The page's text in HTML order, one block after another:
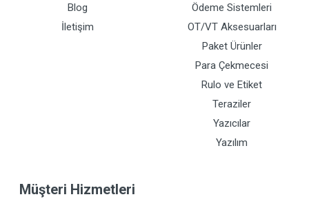
Blog
İletişim
Ödeme Sistemleri
OT/VT Aksesuarları
Paket Ürünler
Para Çekmecesi
Rulo ve Etiket
Teraziler
Yazıcılar
Yazılım
Müşteri Hizmetleri